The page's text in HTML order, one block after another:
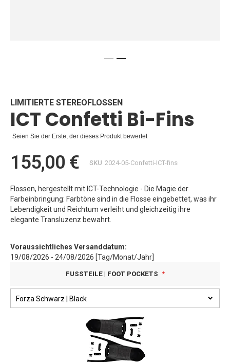
Bildgalerie
springen
LIMITIERTE STEREOFLOSSEN
ICT Confetti Bi-Fins
Seien Sie der Erste, der dieses Produkt bewertet
155,00 € SKU 2024-05-Confetti-ICT-fins
Flossen, hergestellt mit ICT-Technologie - Die Magie der
Farbeinbringung: Farbtöne sind in die Flosse eingebettet, was ihr
Lebendigkeit und Reichtum verleiht und gleichzeitig ihre
elegante Transluzenz bewahrt.
Voraussichtliches Versanddatum:
19/08/2026 - 24/08/2026 [Tag/Monat/Jahr]
FUSSTEILE | FOOT POCKETS